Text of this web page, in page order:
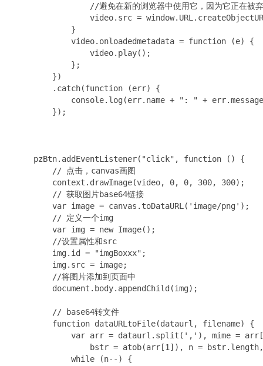
//避免在新的浏览器中使用它，因为它正在被弃
video.src =
}
video.onloadedmetadata = function (e) {
video.play();
};
})
.catch(function (err) {
console.log(err.name + ": " +
});
pzBtn.addEventListener("click", function () {
// 点击，canvas画图
context.drawImage(video, 0, 0, 300, 300);
// 获取图片base64链接
var image = canvas.toDataURL('image/png');
// 定义一个img
var img = new Image();
//设置属性和src
img.id = "imgBoxxx";
img.src = image;
//将图片添加到页面中
document.body.appendChild(img);
// base64转文件
function dataURLtoFile(dataurl, filename) {
var arr = dataurl.split(','), mime =
bstr = atob(arr[1]), n = bstr.length,
while (n--) {